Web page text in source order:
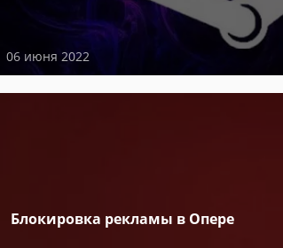
06 июня 2022
Блокировка рекламы в Опере